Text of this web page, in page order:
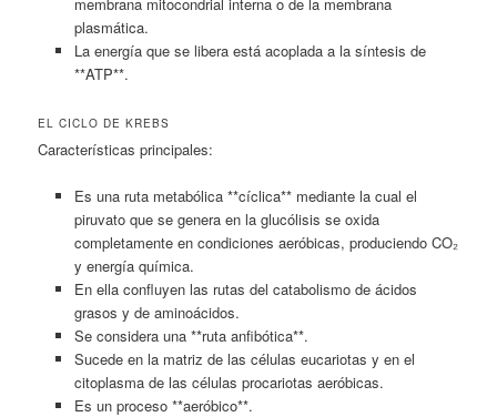
plasmática.
La energía que se libera está acoplada a la síntesis de
**ATP**.
EL CICLO DE KREBS
Características principales:
Es una ruta metabólica **cíclica** mediante la cual el
piruvato que se genera en la glucólisis se oxida
completamente en condiciones aeróbicas, produciendo CO₂
y energía química.
En ella confluyen las rutas del catabolismo de ácidos
grasos y de aminoácidos.
Se considera una **ruta anfibótica**.
Sucede en la matriz de las células eucariotas y en el
citoplasma de las células procariotas aeróbicas.
Es un proceso **aeróbico**.